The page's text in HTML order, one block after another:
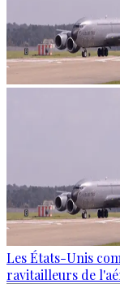
Les États-Unis
ravitailleurs de